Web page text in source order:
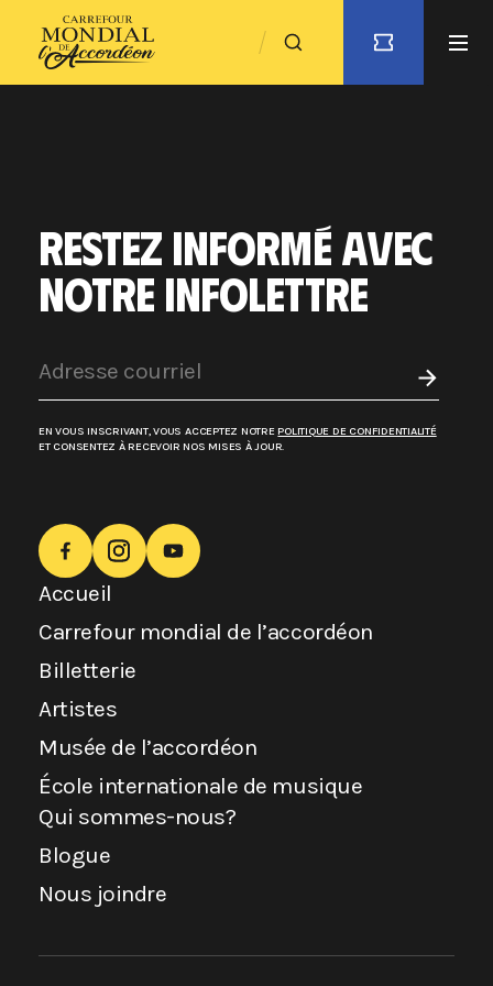
RESTEZ INFORMÉ AVEC
NOTRE INFOLETTRE
EN VOUS INSCRIVANT, VOUS ACCEPTEZ NOTRE POLITIQUE DE CONFIDENTIALITÉ
ET CONSENTEZ À RECEVOIR NOS MISES À JOUR.
Accueil
Carrefour mondial de l’accordéon
Billetterie
Artistes
Musée de l’accordéon
École internationale de musique
Qui sommes-nous?
Blogue
Nous joindre